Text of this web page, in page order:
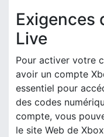
Exigences
Live
Pour activer votre
avoir un compte
essentiel pour
des codes
compte, vous
le site Web de